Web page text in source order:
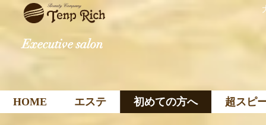
Executive salon
HOME エステ 初めての方へ 超スピ